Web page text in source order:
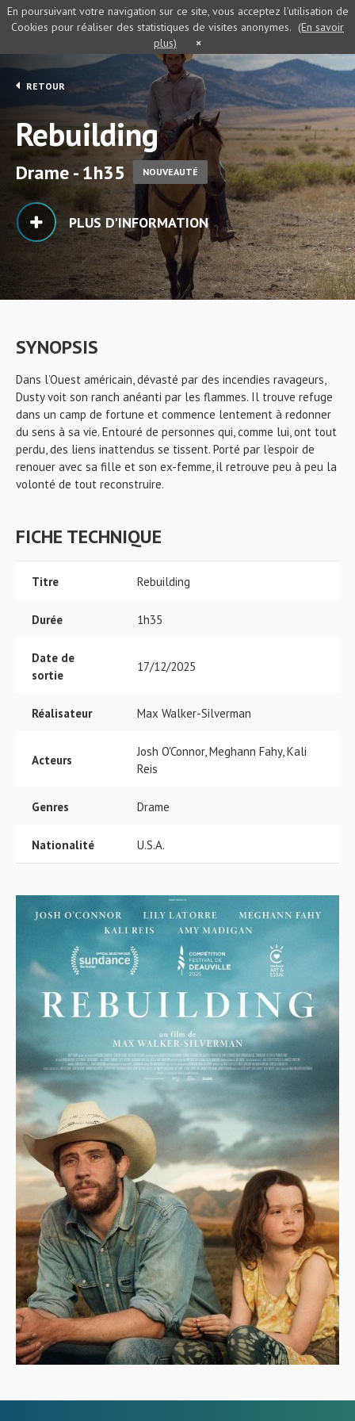
RETOUR
Rebuilding
Drame - 1h35 NOUVEAUTÉ
PLUS D'INFORMATION
SYNOPSIS
Dans l’Ouest américain, dévasté par des incendies ravageurs,
Dusty voit son ranch anéanti par les flammes. Il trouve refuge
dans un camp de fortune et commence lentement à redonner
du sens à sa vie. Entouré de personnes qui, comme lui, ont tout
perdu, des liens inattendus se tissent. Porté par l’espoir de
renouer avec sa fille et son ex-femme, il retrouve peu à peu la
volonté de tout reconstruire.
FICHE TECHNIQUE
Titre Rebuilding
Durée 1h35
Date de
sortie
17/12/2025
Réalisateur Max Walker-Silverman
Acteurs
Josh O'Connor, Meghann Fahy, Kali
Reis
Genres Drame
Nationalité U.S.A.
En poursuivant votre navigation sur ce site, vous acceptez l’utilisation de
Cookies pour réaliser des statistiques de visites anonymes. (En savoir
plus)
×